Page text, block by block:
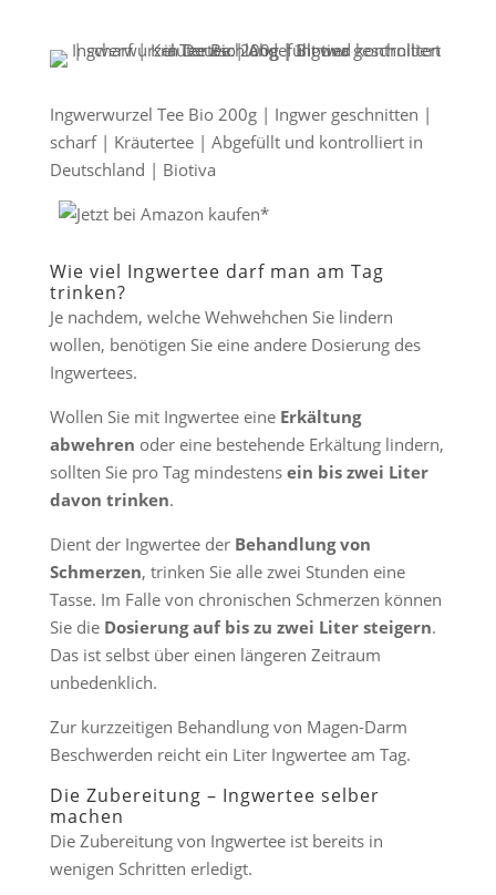
Ingwerwurzel Tee Bio 200g | Ingwer geschnitten |
scharf | Kräutertee | Abgefüllt und kontrolliert in
Deutschland | Biotiva
Wie viel Ingwertee darf man am Tag
trinken?
Je nachdem, welche Wehwehchen Sie lindern
wollen, benötigen Sie eine andere Dosierung des
Ingwertees.
Wollen Sie mit Ingwertee eine Erkältung
abwehren oder eine bestehende Erkältung lindern,
sollten Sie pro Tag mindestens ein bis zwei Liter
davon trinken.
Dient der Ingwertee der Behandlung von
Schmerzen, trinken Sie alle zwei Stunden eine
Tasse. Im Falle von chronischen Schmerzen können
Sie die Dosierung auf bis zu zwei Liter steigern.
Das ist selbst über einen längeren Zeitraum
unbedenklich.
Zur kurzzeitigen Behandlung von Magen-Darm
Beschwerden reicht ein Liter Ingwertee am Tag.
Die Zubereitung – Ingwertee selber
machen
Die Zubereitung von Ingwertee ist bereits in
wenigen Schritten erledigt.